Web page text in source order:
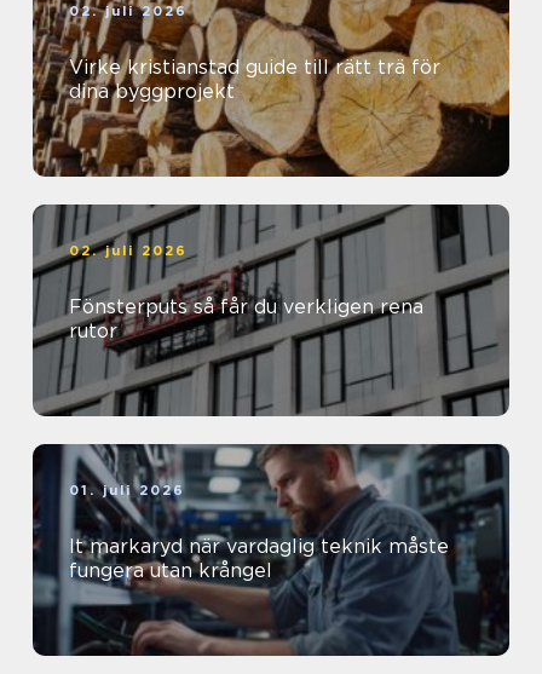
02. juli 2026
Virke kristianstad guide till rätt trä för
dina byggprojekt
02. juli 2026
Fönsterputs så får du verkligen rena
rutor
01. juli 2026
It markaryd när vardaglig teknik måste
fungera utan krångel